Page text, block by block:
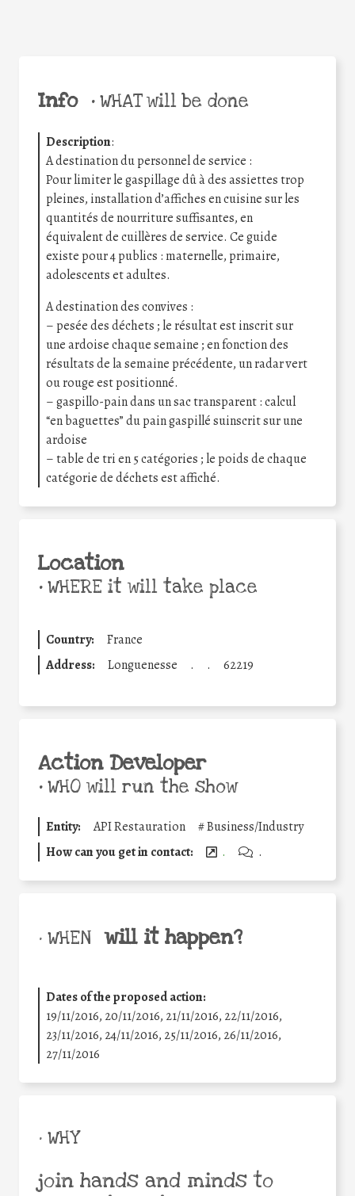
Info •WHAT will be done
Description:
A destination du personnel de service :
Pour limiter le gaspillage dû à des assiettes trop
pleines, installation d’affiches en cuisine sur les
quantités de nourriture suffisantes, en
équivalent de cuillères de service. Ce guide
existe pour 4 publics : maternelle, primaire,
adolescents et adultes.
A destination des convives :
– pesée des déchets ; le résultat est inscrit sur
une ardoise chaque semaine ; en fonction des
résultats de la semaine précédente, un radar vert
ou rouge est positionné.
– gaspillo-pain dans un sac transparent : calcul
“en baguettes” du pain gaspillé suinscrit sur une
ardoise
– table de tri en 5 catégories ; le poids de chaque
catégorie de déchets est affiché.
Location
•WHERE it will take place
Country:
France
Address:
Longuenesse . . 62219
Action Developer
•WHO will run the show
Entity: API Restauration #Business/Industry
How can you get in contact:
. .
• WHEN will it happen?
Dates of the proposed action:
19/11/2016, 20/11/2016, 21/11/2016, 22/11/2016,
23/11/2016, 24/11/2016, 25/11/2016, 26/11/2016,
27/11/2016
• WHY
join hands and minds to